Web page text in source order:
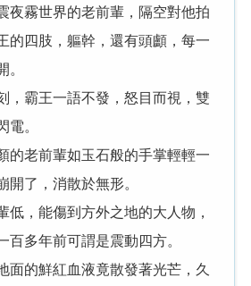
夜霧世界的老前輩，隔空對他拍
的四肢，軀幹，還有頭顱，每一
。
，霸王一語不發，怒目而視，雙
電。
的老前輩如玉石般的手掌輕輕一
開了，消散於無形。
低，能傷到方外之地的大人物，
百多年前可謂是震動四方。
面的鮮紅血液竟散發著光芒，久